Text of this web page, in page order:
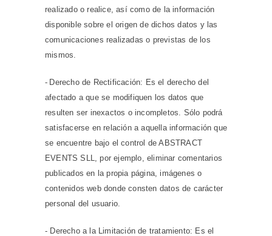
realizado o realice, así como de la información
disponible sobre el origen de dichos datos y las
comunicaciones realizadas o previstas de los
mismos.
- Derecho de Rectificación: Es el derecho del
afectado a que se modifiquen los datos que
resulten ser inexactos o incompletos. Sólo podrá
satisfacerse en relación a aquella información que
se encuentre bajo el control de ABSTRACT
EVENTS SLL, por ejemplo, eliminar comentarios
publicados en la propia página, imágenes o
contenidos web donde consten datos de carácter
personal del usuario.
- Derecho a la Limitación de tratamiento: Es el